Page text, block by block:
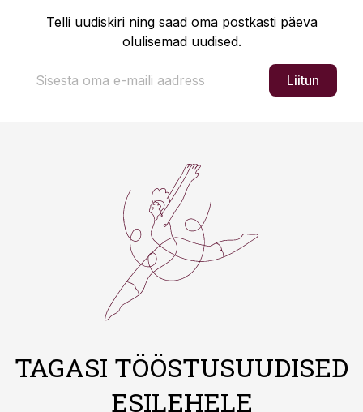
Telli uudiskiri ning saad oma postkasti päeva
olulisemad uudised.
Liitun
TAGASI TÖÖSTUSUUDISED
ESILEHELE